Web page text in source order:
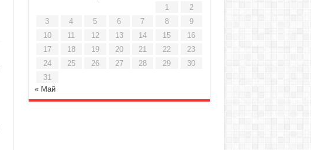
1
2
3
4 5 6 7 8
9
10
11 12 13 14 15
16
17
18 19 20 21 22
23
24
25 26 27 28 29
30
31
« Май